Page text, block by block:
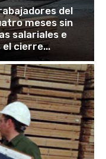
del
meses sin
salariales e
cierre...